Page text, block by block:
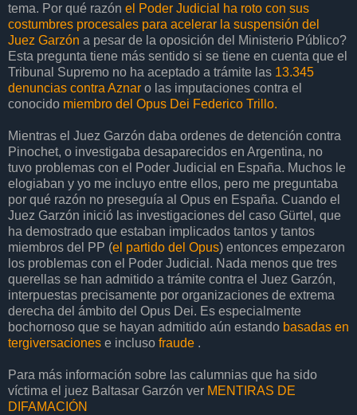
tema. Por qué razón el Poder Judicial ha roto con sus
costumbres procesales para acelerar la suspensión del
Juez Garzón a pesar de la oposición del Ministerio Público?
Esta pregunta tiene más sentido si se tiene en cuenta que el
Tribunal Supremo no ha aceptado a trámite las 13.345
denuncias contra Aznar o las imputaciones contra el
conocido miembro del Opus Dei Federico Trillo.
Mientras el Juez Garzón daba ordenes de detención contra
Pinochet, o investigaba desaparecidos en Argentina, no
tuvo problemas con el Poder Judicial en España. Muchos le
elogiaban y yo me incluyo entre ellos, pero me preguntaba
por qué razón no preseguía al Opus en España. Cuando el
Juez Garzón inició las investigaciones del caso Gürtel, que
ha demostrado que estaban implicados tantos y tantos
miembros del PP (el partido del Opus) entonces empezaron
los problemas con el Poder Judicial. Nada menos que tres
querellas se han admitido a trámite contra el Juez Garzón,
interpuestas precisamente por organizaciones de extrema
derecha del ámbito del Opus Dei. Es especialmente
bochornoso que se hayan admitido aún estando basadas en
tergiversaciones e incluso fraude .
Para más información sobre las calumnias que ha sido
víctima el juez Baltasar Garzón ver MENTIRAS DE
DIFAMACIÓN